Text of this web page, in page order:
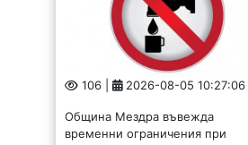
106 | 2026-08-05 10:27:06
Община Мездра въвежда
временни ограничения при